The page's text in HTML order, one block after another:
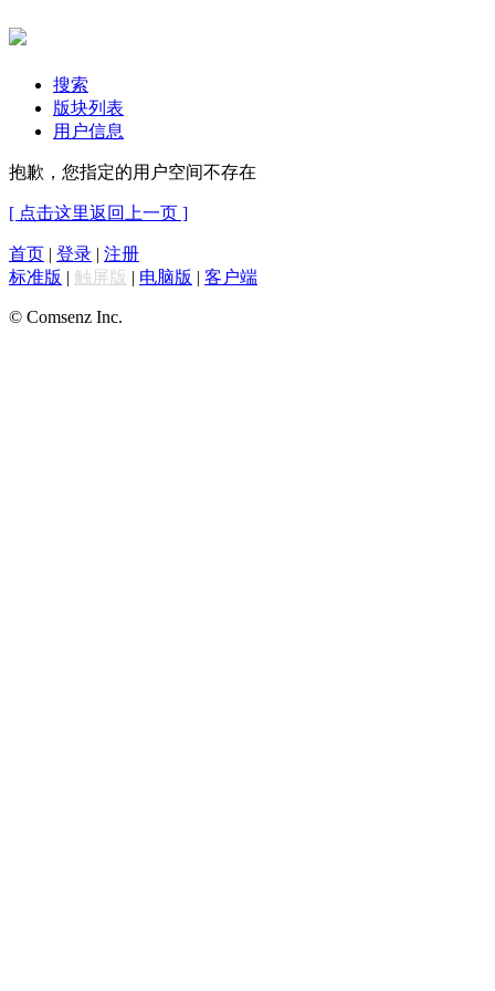
搜索
版块列表
用户信息
抱歉，您指定的用户空间不存在
[ 点击这里返回上一页 ]
首页 | 登录 | 注册
标准版 | 触屏版 | 电脑版 | 客户端
© Comsenz Inc.